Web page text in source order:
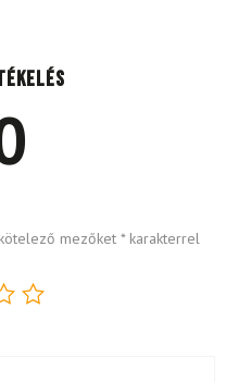
mezőket *karakterrel